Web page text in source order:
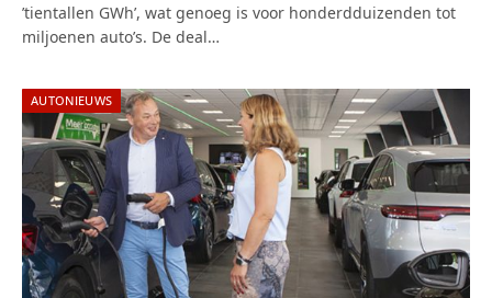
’tientallen GWh’, wat genoeg is voor honderdduizenden tot
miljoenen auto’s. De deal…
AUTONIEUWS